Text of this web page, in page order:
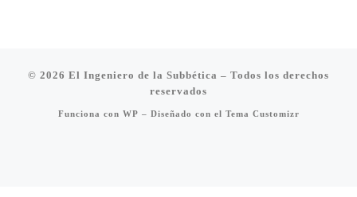
© 2026 El Ingeniero de la Subbética – Todos los derechos
reservados
Funciona con WP – Diseñado con el Tema Customizr